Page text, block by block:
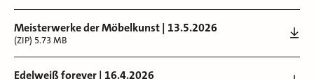
Meisterwerke der Möbelkunst | 13.5.2026
(ZIP) 5.73 MB
Edelweiß forever | 16.4.2026